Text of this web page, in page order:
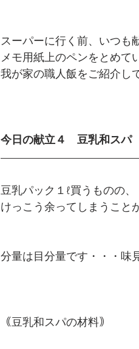
スーパーに行く前、いつも
メモ用紙上のペンをとめて
我が家の職人飯をご紹介し
今日の献立４　豆乳和スパ
豆乳パック１ℓ買うものの、
けっこう余ってしまうこと
分量は目分量です・・・味
｟豆乳和スパの材料｠